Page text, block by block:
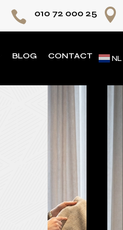
Persoonlijk
 010 72 000 25 
BLOG CONTACT NL